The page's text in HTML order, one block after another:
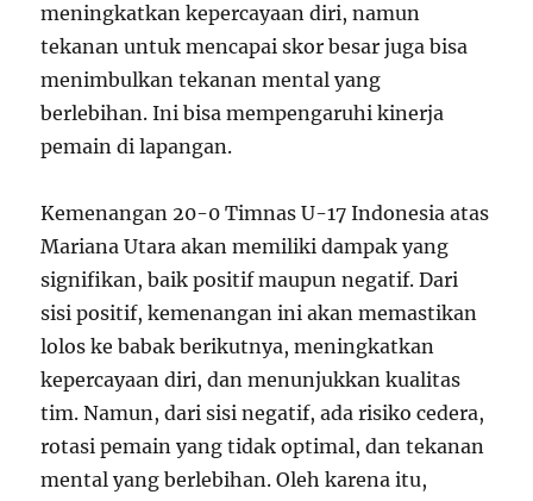
meningkatkan kepercayaan diri, namun
tekanan untuk mencapai skor besar juga bisa
menimbulkan tekanan mental yang
berlebihan. Ini bisa mempengaruhi kinerja
pemain di lapangan.
Kemenangan 20-0 Timnas U-17 Indonesia atas
Mariana Utara akan memiliki dampak yang
signifikan, baik positif maupun negatif. Dari
sisi positif, kemenangan ini akan memastikan
lolos ke babak berikutnya, meningkatkan
kepercayaan diri, dan menunjukkan kualitas
tim. Namun, dari sisi negatif, ada risiko cedera,
rotasi pemain yang tidak optimal, dan tekanan
mental yang berlebihan. Oleh karena itu,